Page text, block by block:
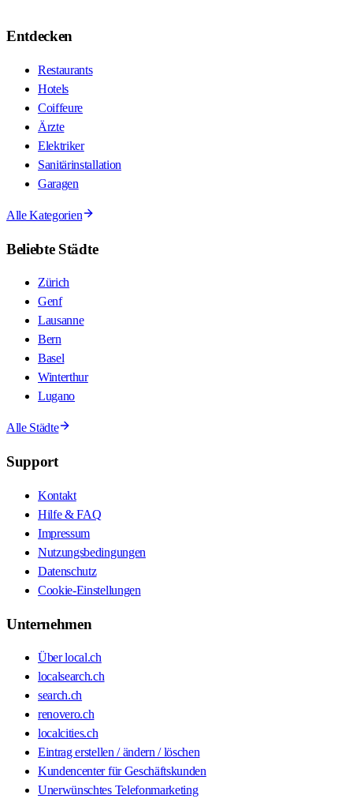
Entdecken
Restaurants
Hotels
Coiffeure
Ärzte
Elektriker
Sanitärinstallation
Garagen
Alle Kategorien
Beliebte Städte
Zürich
Genf
Lausanne
Bern
Basel
Winterthur
Lugano
Alle Städte
Support
Kontakt
Hilfe & FAQ
Impressum
Nutzungsbedingungen
Datenschutz
Cookie-Einstellungen
Unternehmen
Über local.ch
localsearch.ch
search.ch
renovero.ch
localcities.ch
Eintrag erstellen / ändern / löschen
Kundencenter für Geschäftskunden
Unerwünschtes Telefonmarketing